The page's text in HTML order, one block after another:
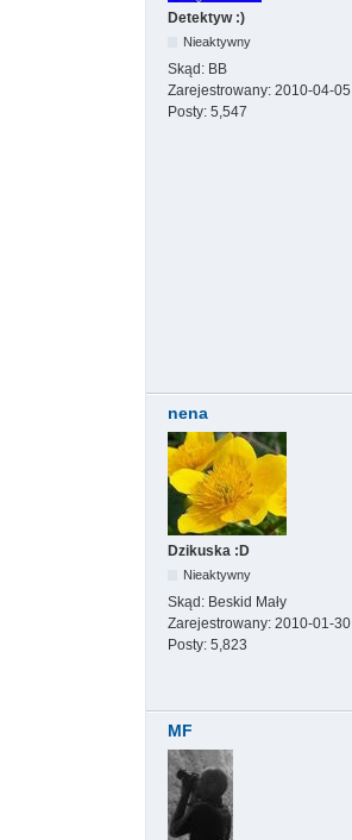
Detektyw :)
Nieaktywny
Skąd: BB
Zarejestrowany: 2010-04-05
Posty: 5,547
nena
Dzikuska :D
Nieaktywny
Skąd: Beskid Mały
Zarejestrowany: 2010-01-30
Posty: 5,823
MF